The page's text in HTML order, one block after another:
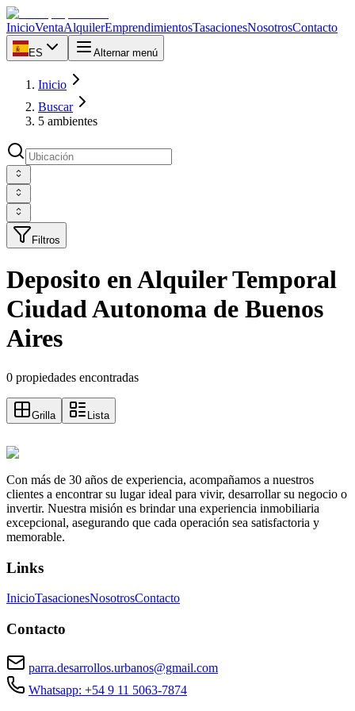
InicioVentaAlquilerEmprendimientosTasacionesNosotrosContacto
ES Alternar menú
Inicio
Buscar
5 ambientes
Filtros
Deposito en Alquiler Temporal
Ciudad Autonoma de Buenos
Aires
0 propiedades encontradas
Grilla Lista
Con más de 30 años de experiencia, acompañamos a nuestros
clientes a encontrar su lugar ideal para vivir, desarrollar su negocio o
invertir. Nuestra misión es brindar una experiencia inmobiliaria
excepcional, asegurando que cada operación sea satisfactoria y
memorable.
Links
InicioTasacionesNosotrosContacto
Contacto
parra.desarrollos.urbanos@gmail.com
Whatsapp: +54 9 11 5063-7874